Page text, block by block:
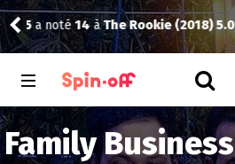
Niclooyda noté12àFallout 2.05
Family Business